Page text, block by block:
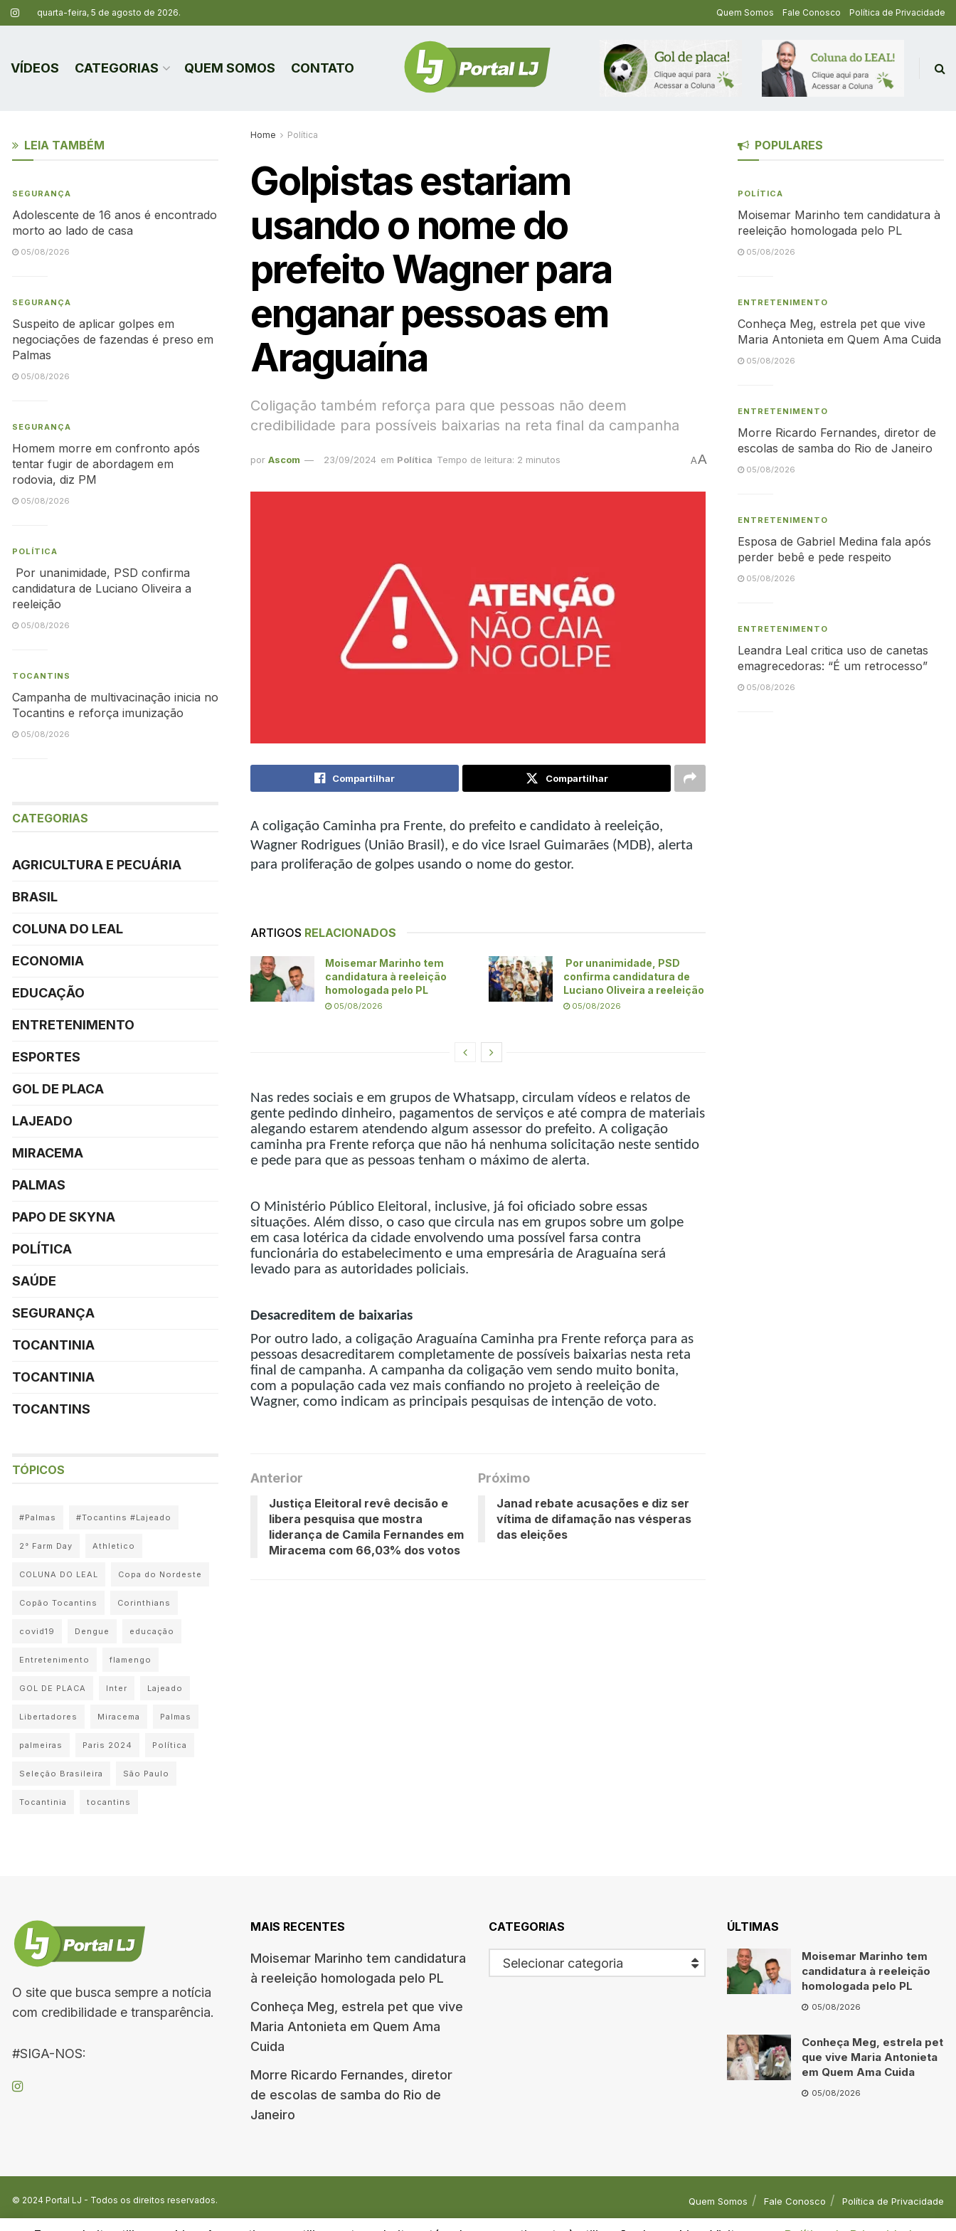
quarta-feira, 5 de agosto de 2026. Quem Somos Fale Conosco Política de Privacidade
VÍDEOS CATEGORIAS QUEM SOMOS CONTATO
Home Política
Golpistas estariam
usando o nome do
prefeito Wagner para
enganar pessoas em
Araguaína
Coligação também reforça para que pessoas não deem
credibilidade para possíveis baixarias na reta final da campanha
por Ascom 23/09/2024 em Política Tempo de leitura: 2 minutos AA
Compartilhar Compartilhar
A coligação Caminha pra Frente, do prefeito e candidato à reeleição,
Wagner Rodrigues (União Brasil), e do vice Israel Guimarães (MDB), alerta
para proliferação de golpes usando o nome do gestor.
ARTIGOS RELACIONADOS
Moisemar Marinho tem
candidatura à reeleição
homologada pelo PL
05/08/2026
Por unanimidade, PSD
confirma candidatura de
Luciano Oliveira a reeleição
05/08/2026
Nas redes sociais e em grupos de Whatsapp, circulam vídeos e relatos de
gente pedindo dinheiro, pagamentos de serviços e até compra de materiais
alegando estarem atendendo algum assessor do prefeito. A coligação
caminha pra Frente reforça que não há nenhuma solicitação neste sentido
e pede para que as pessoas tenham o máximo de alerta.
O Ministério Público Eleitoral, inclusive, já foi oficiado sobre essas
situações. Além disso, o caso que circula nas em grupos sobre um golpe
em casa lotérica da cidade envolvendo uma possível farsa contra
funcionária do estabelecimento e uma empresária de Araguaína será
levado para as autoridades policiais.
Desacreditem de baixarias
Por outro lado, a coligação Araguaína Caminha pra Frente reforça para as
pessoas desacreditarem completamente de possíveis baixarias nesta reta
final de campanha. A campanha da coligação vem sendo muito bonita,
com a população cada vez mais confiando no projeto à reeleição de
Wagner, como indicam as principais pesquisas de intenção de voto.
Anterior
Justiça Eleitoral revê decisão e
libera pesquisa que mostra
liderança de Camila Fernandes em
Miracema com 66,03% dos votos
Próximo
Janad rebate acusações e diz ser
vítima de difamação nas vésperas
das eleições
LEIA TAMBÉM
SEGURANÇA
Adolescente de 16 anos é encontrado
morto ao lado de casa
05/08/2026
SEGURANÇA
Suspeito de aplicar golpes em
negociações de fazendas é preso em
Palmas
05/08/2026
SEGURANÇA
Homem morre em confronto após
tentar fugir de abordagem em
rodovia, diz PM
05/08/2026
POLÍTICA
Por unanimidade, PSD confirma
candidatura de Luciano Oliveira a
reeleição
05/08/2026
TOCANTINS
Campanha de multivacinação inicia no
Tocantins e reforça imunização
05/08/2026
CATEGORIAS
AGRICULTURA E PECUÁRIA
BRASIL
COLUNA DO LEAL
ECONOMIA
EDUCAÇÃO
ENTRETENIMENTO
ESPORTES
GOL DE PLACA
LAJEADO
MIRACEMA
PALMAS
PAPO DE SKYNA
POLÍTICA
SAÚDE
SEGURANÇA
TOCANTINIA
TOCANTINIA
TOCANTINS
TÓPICOS
#Palmas #Tocantins #Lajeado
2° Farm Day Athletico
COLUNA DO LEAL Copa do Nordeste
Copão Tocantins Corinthians
covid19 Dengue educação
Entretenimento flamengo
GOL DE PLACA Inter Lajeado
Libertadores Miracema Palmas
palmeiras Paris 2024 Política
Seleção Brasileira São Paulo
Tocantinia tocantins
POPULARES
POLÍTICA
Moisemar Marinho tem candidatura à
reeleição homologada pelo PL
05/08/2026
ENTRETENIMENTO
Conheça Meg, estrela pet que vive
Maria Antonieta em Quem Ama Cuida
05/08/2026
ENTRETENIMENTO
Morre Ricardo Fernandes, diretor de
escolas de samba do Rio de Janeiro
05/08/2026
ENTRETENIMENTO
Esposa de Gabriel Medina fala após
perder bebê e pede respeito
05/08/2026
ENTRETENIMENTO
Leandra Leal critica uso de canetas
emagrecedoras: “É um retrocesso”
05/08/2026
O site que busca sempre a notícia
com credibilidade e transparência.
#SIGA-NOS:
MAIS RECENTES
Moisemar Marinho tem candidatura
à reeleição homologada pelo PL
Conheça Meg, estrela pet que vive
Maria Antonieta em Quem Ama
Cuida
Morre Ricardo Fernandes, diretor
de escolas de samba do Rio de
Janeiro
CATEGORIAS
Selecionar categoria
ÚLTIMAS
Moisemar Marinho tem
candidatura à reeleição
homologada pelo PL
05/08/2026
Conheça Meg, estrela pet
que vive Maria Antonieta
em Quem Ama Cuida
05/08/2026
Quem Somos Fale Conosco Política de Privacidade
© 2024 Portal LJ - Todos os direitos reservados.